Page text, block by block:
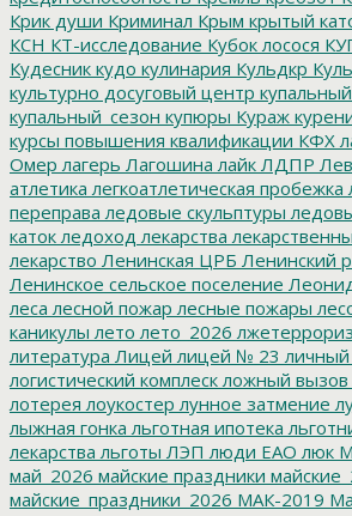
Крик души Криминал Крым крытый
КСН КТ-исследование Кубок лосося
Кудесник кудо кулинария Кульдкр
культурно досуговый центр
купальный_сезон купюры Кураж
курсы повышения квалификации КФХ
Омер лагерь Лагошина лайк ЛДПР
атлетика легкоатлетическая пробежка
переправа ледовые скульптуры
каток ледоход лекарства
лекарство Ленинская ЦРБ Ленинский
Ленинское сельское поселение
леса лесной пожар лесные пожары
каникулы лето лето_2026
литература Лицей лицей № 23
логистический комплеск ложный вызов
лотерея лоукостер лунное затмение
лыжная гонка льготная ипотека
лекарства льготы ЛЭП люди ЕАО люк
май_2026 майские праздники
майские_праздники_2026 МАК-2019